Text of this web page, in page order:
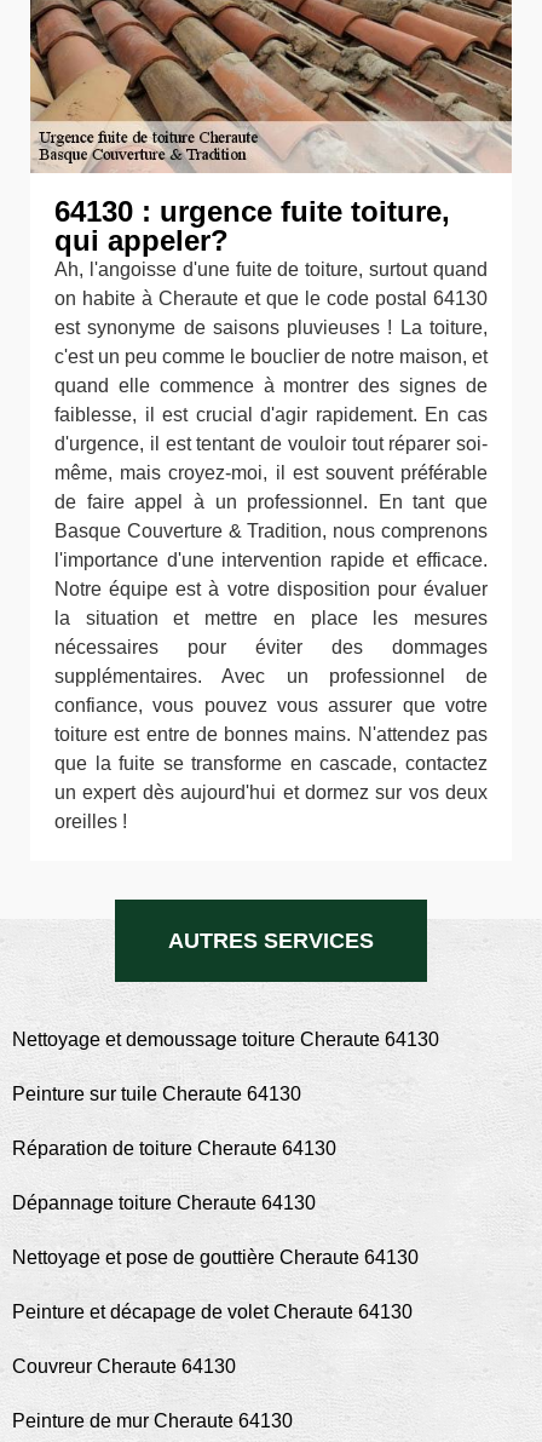
64130 : urgence fuite toiture,
qui appeler?
Ah, l'angoisse d'une fuite de toiture, surtout quand
on habite à Cheraute et que le code postal 64130
est synonyme de saisons pluvieuses ! La toiture,
c'est un peu comme le bouclier de notre maison, et
quand elle commence à montrer des signes de
faiblesse, il est crucial d'agir rapidement. En cas
d'urgence, il est tentant de vouloir tout réparer soi-
même, mais croyez-moi, il est souvent préférable
de faire appel à un professionnel. En tant que
Basque Couverture & Tradition, nous comprenons
l'importance d'une intervention rapide et efficace.
Notre équipe est à votre disposition pour évaluer
la situation et mettre en place les mesures
nécessaires pour éviter des dommages
supplémentaires. Avec un professionnel de
confiance, vous pouvez vous assurer que votre
toiture est entre de bonnes mains. N'attendez pas
que la fuite se transforme en cascade, contactez
un expert dès aujourd'hui et dormez sur vos deux
oreilles !
AUTRES SERVICES
Nettoyage et demoussage toiture Cheraute 64130
Peinture sur tuile Cheraute 64130
Réparation de toiture Cheraute 64130
Dépannage toiture Cheraute 64130
Nettoyage et pose de gouttière Cheraute 64130
Peinture et décapage de volet Cheraute 64130
Couvreur Cheraute 64130
Peinture de mur Cheraute 64130